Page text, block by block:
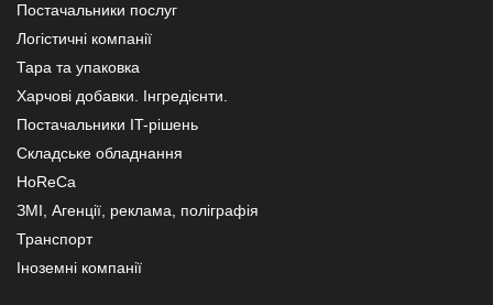
Постачальники послуг
Логістичні компанії
Тара та упаковка
Харчові добавки. Інгредієнти.
Постачальники IT-рішень
Складське обладнання
HoReCa
ЗМІ, Агенції, реклама, поліграфія
Транспорт
Іноземні компанії